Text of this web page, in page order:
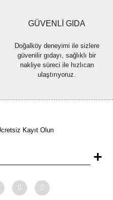
GÜVENLİ GIDA
Doğalköy deneyimi ile sizlere
güvenilir gıdayı, sağlıklı bir
nakliye süreci ile hızlıcan
ulaştırıyoruz.
Kayıt Olun
+